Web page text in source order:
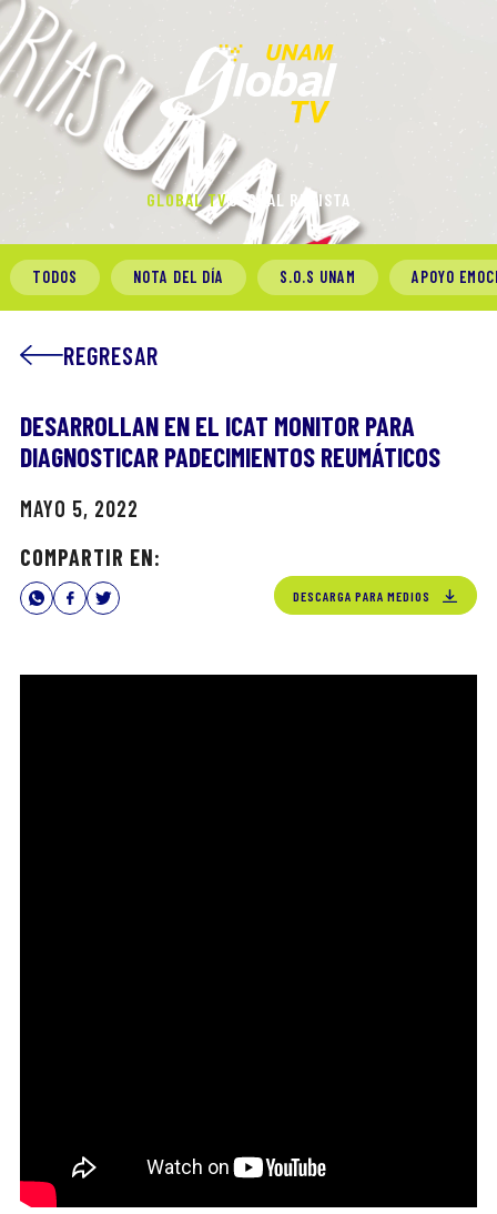
GLOBAL TVGLOBAL REVISTA
TODOS NOTA DEL DÍA S.O.S UNAM APOYO
REGRESAR
DESARROLLAN EN EL ICAT MONITOR PARA
DIAGNOSTICAR PADECIMIENTOS REUMÁTICOS
MAYO 5, 2022
COMPARTIR EN:
DESCARGA PARA MEDIOS